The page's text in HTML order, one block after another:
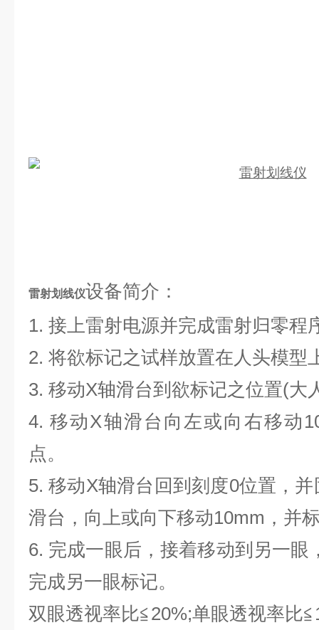
雷射划线仪设备简介：
1. 接上雷射电源并完成雷射归零程
2. 将欲标记之试样放置在人头模型
3. 移动X轴滑台到欲标记之位置(大
4. 移动X轴滑台向左或向右移动
点。
5. 移动X轴滑台回到刻度0位置，
滑台，向上或向下移动10mm，并
6. 完成一眼后，接着移动到另一眼
完成另一眼标记。
双眼透视率比≦20%;单眼透视率比